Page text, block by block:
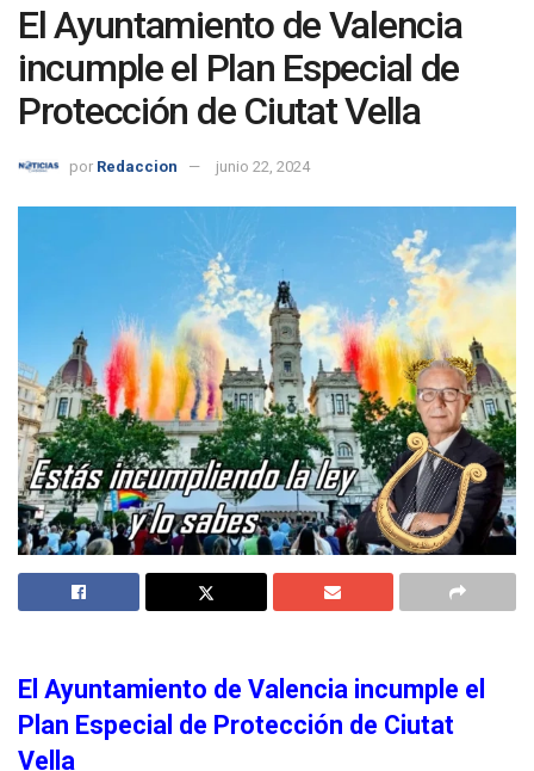
El Ayuntamiento de Valencia
incumple el Plan Especial de
Protección de Ciutat Vella
por Redaccion junio 22, 2024
El Ayuntamiento de Valencia incumple el
Plan Especial de Protección de Ciutat
Vella